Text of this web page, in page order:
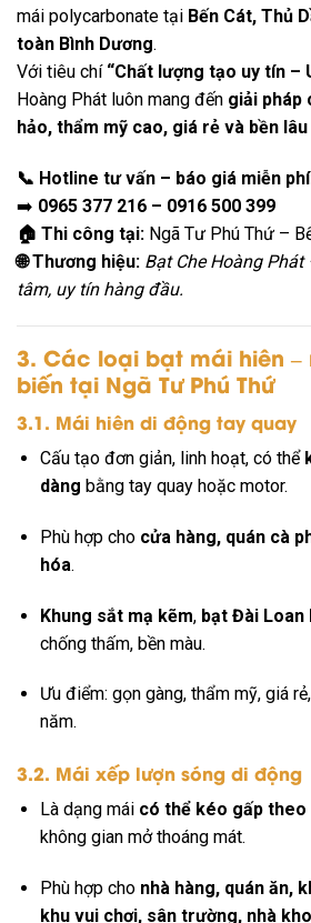
mái polycarbonate tại Bến Cát, Thủ
toàn Bình Dương.
Với tiêu chí “Chất lượng tạo uy tín –
Hoàng Phát luôn mang đến giải pháp
hảo, thẩm mỹ cao, giá rẻ và bền lâu
📞 Hotline tư vấn – báo giá miễn
➡️ 0965 377 216 – 0916 500 399
🏠 Thi công tại: Ngã Tư Phú Thứ –
🌐 Thương hiệu: Bạt Che Hoàng
tâm, uy tín hàng đầu.
3. Các loại bạt mái hiên –
biến tại Ngã Tư Phú Thứ
3.1. Mái hiên di động tay quay
Cấu tạo đơn giản, linh hoạt, có thể
dàng bằng tay quay hoặc motor.
Phù hợp cho cửa hàng, quán cà
hóa.
Khung sắt mạ kẽm, bạt Đài Loan
chống thấm, bền màu.
Ưu điểm: gọn gàng, thẩm mỹ, giá
năm.
3.2. Mái xếp lượn sóng di động
Là dạng mái có thể kéo gấp theo
không gian mở thoáng mát.
Phù hợp cho nhà hàng, quán ăn,
khu vui chơi, sân trường, nhà